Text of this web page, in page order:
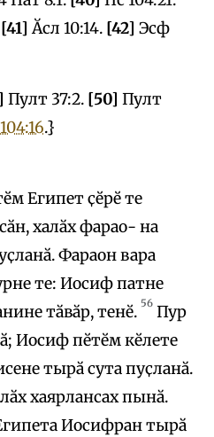
[41]Ӑсл 10:14. [42] Эсф
Пулт 37:2. [50] Пулт
.}
Египет ҫӗрӗ те
халӑх фарао- на
Фараон вара
те: Иосиф патне
тӑвӑр, тенӗ. 56 Пур
Иосиф пӗтӗм кӗлете
тырӑ сута пуҫланӑ.
хаярлансах пынӑ.
Иосифран тырӑ